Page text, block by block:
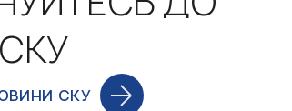
СКУ